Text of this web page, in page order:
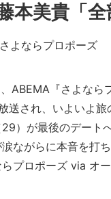
本美貴「全
さよならプロポーズ
ABEMA『さよなら
送され、いよいよ旅
29）が最後のデート
ながらに本音を打ち
らプロポーズ via オ